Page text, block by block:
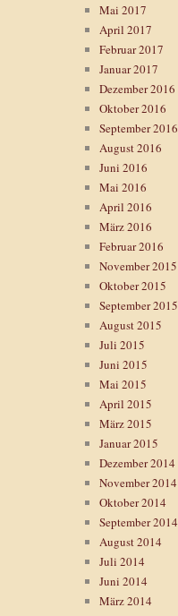
Mai 2017
April 2017
Februar 2017
Januar 2017
Dezember 2016
Oktober 2016
September 2016
August 2016
Juni 2016
Mai 2016
April 2016
März 2016
Februar 2016
November 2015
Oktober 2015
September 2015
August 2015
Juli 2015
Juni 2015
Mai 2015
April 2015
März 2015
Januar 2015
Dezember 2014
November 2014
Oktober 2014
September 2014
August 2014
Juli 2014
Juni 2014
März 2014